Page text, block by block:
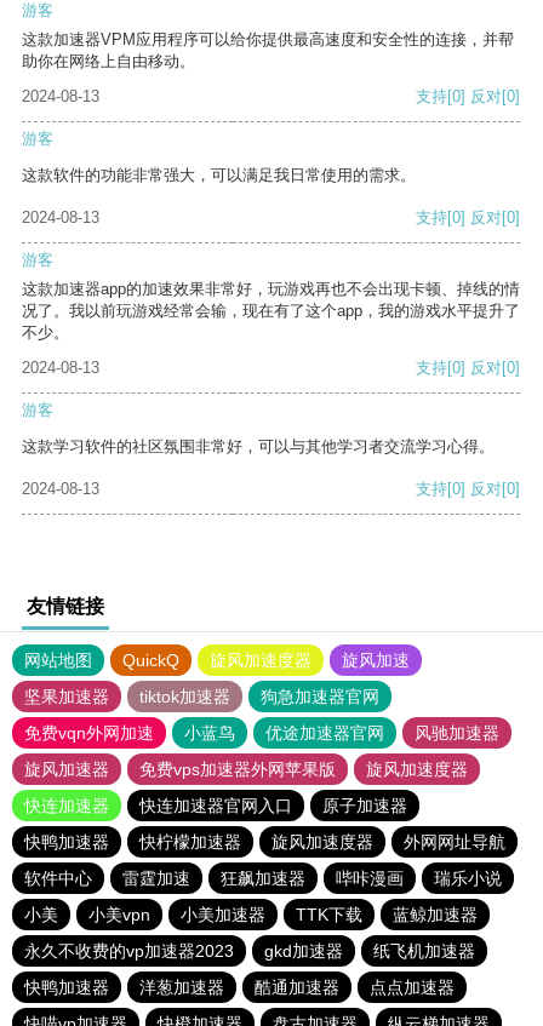
游客
这款加速器VPM应用程序可以给你提供最高速度和安全性的连接，并帮
助你在网络上自由移动。
2024-08-13
支持[0] 反对[0]
游客
这款软件的功能非常强大，可以满足我日常使用的需求。
2024-08-13 支持[0] 反对[0]
游客
这款加速器app的加速效果非常好，玩游戏再也不会出现卡顿、掉线的情
况了。我以前玩游戏经常会输，现在有了这个app，我的游戏水平提升了
不少。
2024-08-13
支持[0] 反对[0]
游客
这款学习软件的社区氛围非常好，可以与其他学习者交流学习心得。
2024-08-13 支持[0] 反对[0]
友情链接
网站地图 QuickQ 旋风加速度器
旋风加速
坚果加速器
tiktok加速器
狗急加速器官网
免费vqn外网加速
小蓝鸟 优途加速器官网
风驰加速器
旋风加速器
免费vps加速器外网苹果版
旋风加速度器
快连加速器
快连加速器官网入口
原子加速器
快鸭加速器
快柠檬加速器 旋风加速度器
外网网址导航
软件中心
雷霆加速 狂飙加速器 哔咔漫画
瑞乐小说
小美
小美vpn 小美加速器 TTK下载
蓝鲸加速器
永久不收费的vp加速器2023
gkd加速器
纸飞机加速器
快鸭加速器
洋葱加速器 酷通加速器
点点加速器